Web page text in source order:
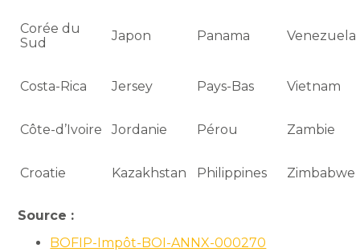
Corée du
Sud
Japon Panama Venezuela
Costa-Rica Jersey Pays-Bas Vietnam
Côte-d’Ivoire Jordanie Pérou Zambie
Croatie Kazakhstan Philippines Zimbabwe
Source :
BOFIP-Impôt-BOI-ANNX-000270